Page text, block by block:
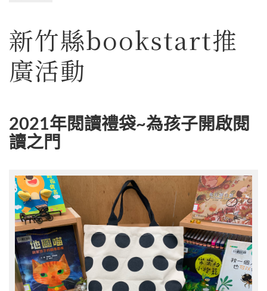
新竹縣bookstart推
廣活動
2021年閱讀禮袋~為孩子開啟閱
讀之門